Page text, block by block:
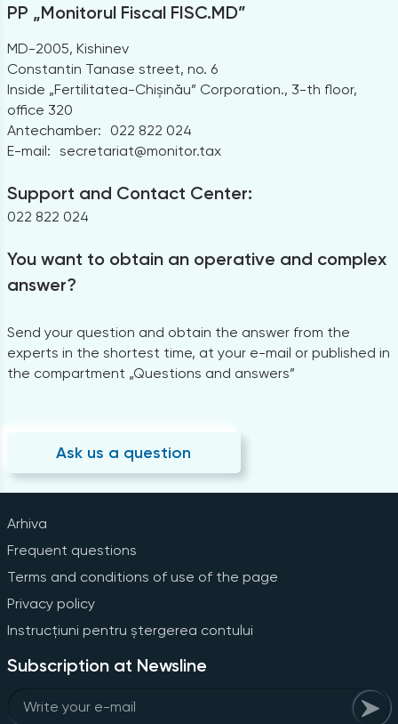
PP „Monitorul Fiscal FISC.MD”
MD-2005, Kishinev
Constantin Tanase street, no. 6
Inside „Fertilitatea-Chișinău” Corporation., 3-th floor,
office 320
Antechamber:
022 822 024
E-mail: secretariat@monitor.tax
Support and Contact Center:
022 822 024
You want to obtain an operative and complex
answer?
Send your question and obtain the answer from the
experts in the shortest time, at your e-mail or published in
the compartment „Questions and answers”
Ask us a question
Arhiva
Frequent questions
Terms and conditions of use of the page
Privacy policy
Instrucțiuni pentru ștergerea contului
Subscription at Newsline